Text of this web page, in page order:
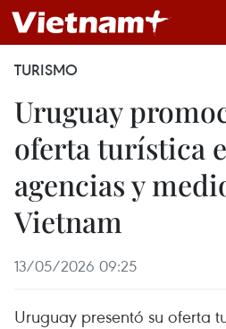
TURISMO
Uruguay
oferta turística
agencias y
Vietnam
13/05/2026 09:25
Uruguay presentó su oferta